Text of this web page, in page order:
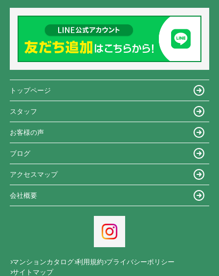
トップページ
スタッフ
お客様の声
ブログ
アクセスマップ
会社概要
マンションカタログ 利用規約 プライバシーポリシー
サイトマップ